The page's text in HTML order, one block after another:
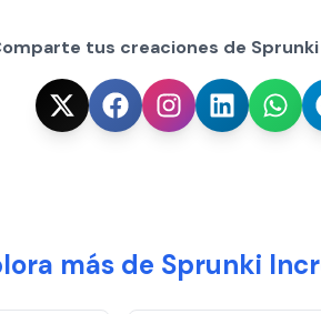
tus creaciones de
más de Sprunki